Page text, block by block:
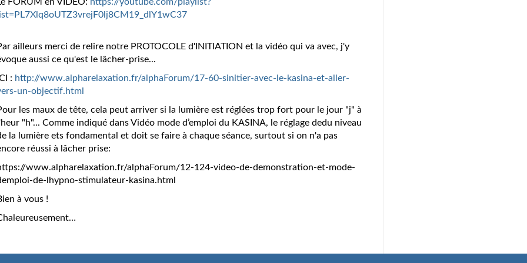
ailleurs merci de relire notre PROTOCOLE d'INITIATION et la vidéo qui va avec, j'y
aussi ce qu'est le lâcher-prise...
: http://www.alpharelaxation.fr/alphaForum/17-60-sinitier-avec-le-kasina-et-aller-
un-objectif.html
les maux de tête, cela peut arriver si la lumière est réglées trop fort pour le jour "j" à
"h"... Comme indiqué dans Vidéo mode d’emploi du KASINA, le réglage dedu niveau
la lumière ets fondamental et doit se faire à chaque séance, surtout si on n'a pas
réussi à lâcher prise:
www.alpharelaxation.fr/alphaForum/12-124-video-de-demonstration-et-mode-
de-lhypno-stimulateur-kasina.html
à vous !